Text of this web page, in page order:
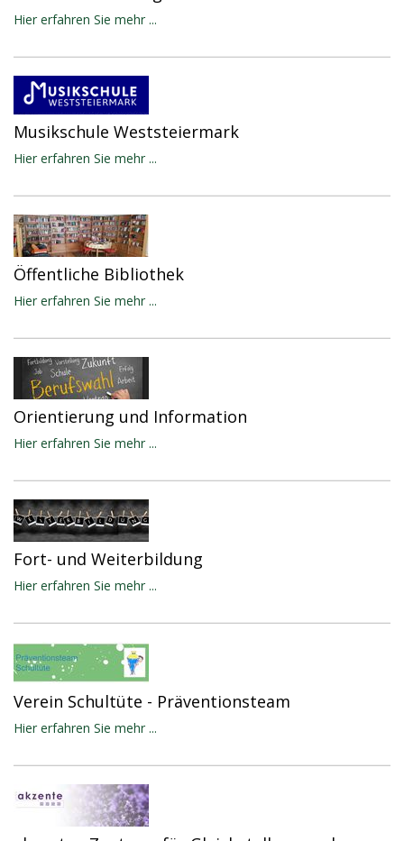
Hier erfahren Sie mehr ...
Musikschule Weststeiermark
Hier erfahren Sie mehr ...
Öffentliche Bibliothek
Hier erfahren Sie mehr ...
Orientierung und Information
Hier erfahren Sie mehr ...
Fort- und Weiterbildung
Hier erfahren Sie mehr ...
Verein Schultüte - Präventionsteam
Hier erfahren Sie mehr ...